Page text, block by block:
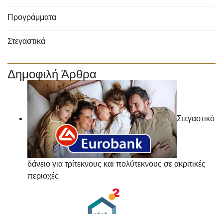
Προγράμματα
Στεγαστικά
Δημοφιλή Άρθρα
Στεγαστικό
δάνειο για τρίτεκνους και πολύτεκνους σε ακριτικές
περιοχές